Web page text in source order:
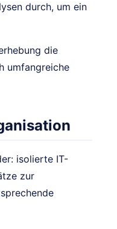
durch, um ein
die
umfangreiche
isolierte IT-
zur